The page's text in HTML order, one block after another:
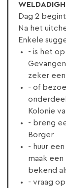
Dag 2
Na het
Enkele
- is het
zeker een
- of
Kolonie
- breng
Borger
- huur
maak
bekend
- vraag